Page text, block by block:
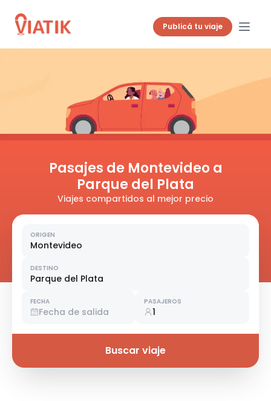
Publicá tu viaje
Pasajes de Montevideo a
Parque del Plata
Viajes compartidos al mejor precio
ORIGEN
Montevideo
DESTINO
Parque del Plata
FECHA
Fecha de salida
PASAJEROS
1
Buscar viaje